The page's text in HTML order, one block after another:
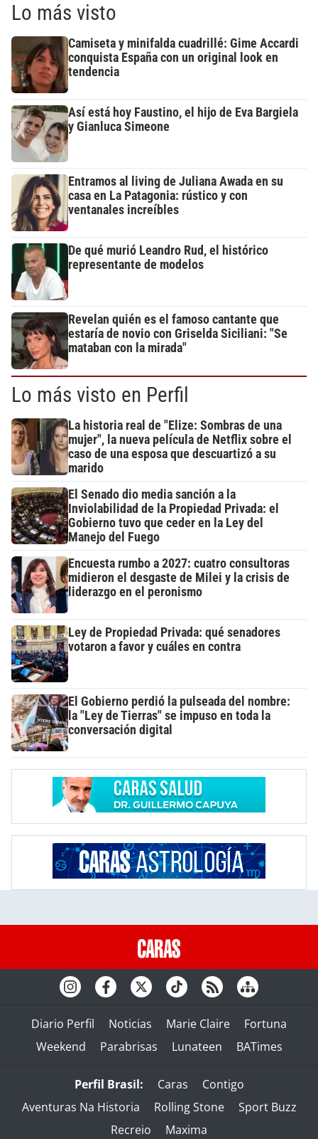
Lo más visto
Camiseta y minifalda cuadrillé: Gime Accardi
conquista España con un original look en
tendencia
Así está hoy Faustino, el hijo de Eva Bargiela
y Gianluca Simeone
Entramos al living de Juliana Awada en su
casa en La Patagonia: rústico y con
ventanales increíbles
De qué murió Leandro Rud, el histórico
representante de modelos
Revelan quién es el famoso cantante que
estaría de novio con Griselda Siciliani: "Se
mataban con la mirada"
Lo más visto en Perfil
La historia real de "Elize: Sombras de una
mujer", la nueva película de Netflix sobre el
caso de una esposa que descuartizó a su
marido
El Senado dio media sanción a la
Inviolabilidad de la Propiedad Privada: el
Gobierno tuvo que ceder en la Ley del
Manejo del Fuego
Encuesta rumbo a 2027: cuatro consultoras
midieron el desgaste de Milei y la crisis de
liderazgo en el peronismo
Ley de Propiedad Privada: qué senadores
votaron a favor y cuáles en contra
El Gobierno perdió la pulseada del nombre:
la "Ley de Tierras" se impuso en toda la
conversación digital
Diario Perfil Noticias Marie Claire
Fortuna
Weekend
Parabrisas Lunateen BATimes
Perfil Brasil: Caras
Contigo
Aventuras Na Historia
Rolling Stone
Sport Buzz
Recreio
Maxima